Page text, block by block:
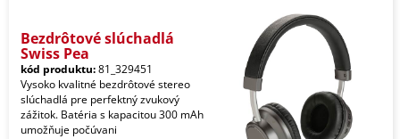
Bezdrôtové slúchadlá
Swiss Pea
kód produktu:81_329451
Vysoko kvalitné bezdrôtové stereo
slúchadlá pre perfektný zvukový
zážitok. Batéria s kapacitou 300 mAh
umožňuje počúvani